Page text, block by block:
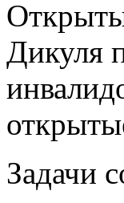
Дикуля
Задачи